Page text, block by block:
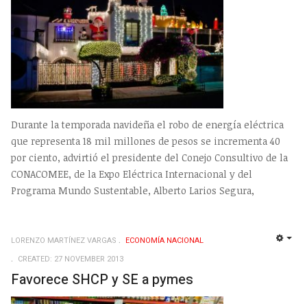
Durante la temporada navideña el robo de energía eléctrica
que representa 18 mil millones de pesos se incrementa 40
por ciento, advirtió el presidente del Conejo Consultivo de la
CONACOMEE, de la Expo Eléctrica Internacional y del
Programa Mundo Sustentable, Alberto Larios Segura,
LORENZO MARTÍNEZ VARGAS
ECONOMÍ­A NACIONAL
CREATED: 27 NOVEMBER 2013
Favorece SHCP y SE a pymes